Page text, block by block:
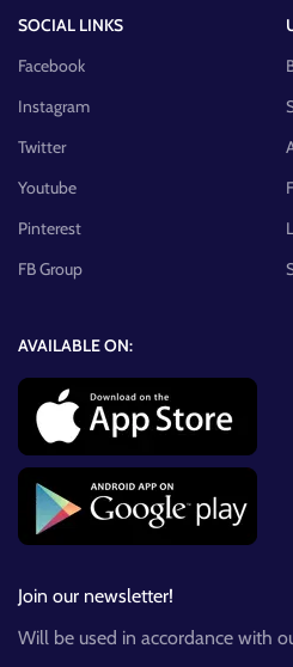
SOCIAL LINKS
Facebook
Instagram
Twitter
Youtube
Pinterest
FB Group
AVAILABLE ON:
Join our newsletter!
Will be used in accordance with